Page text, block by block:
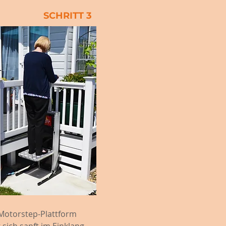
SCHRITT 3
Plattform